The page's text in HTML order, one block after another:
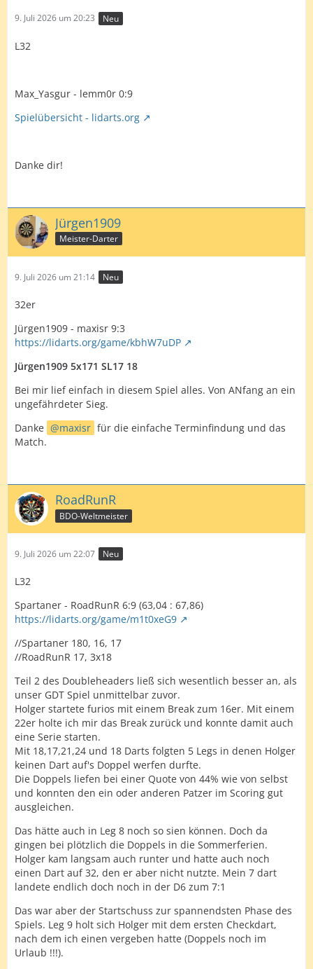
9. Juli 2026 um 20:23 Neu
L32
Max_Yasgur - lemm0r 0:9
Spielübersicht - lidarts.org
Danke dir!
Jürgen1909
Meister-Darter
9. Juli 2026 um 21:14 Neu
32er
Jürgen1909 - maxisr 9:3
https://lidarts.org/game/kbhW7uDP
Jürgen1909 5x171 SL17 18
Bei mir lief einfach in diesem Spiel alles. Von ANfang an ein
ungefährdeter Sieg.
Danke
maxisr für die einfache Terminfindung und das
Match.
RoadRunR
BDO-Weltmeister
9. Juli 2026 um 22:07 Neu
L32
Spartaner - RoadRunR 6:9 (63,04 : 67,86)
https://lidarts.org/game/m1t0xeG9
//Spartaner 180, 16, 17
//RoadRunR 17, 3x18
Teil 2 des Doubleheaders ließ sich wesentlich besser an, als
unser GDT Spiel unmittelbar zuvor.
Holger startete furios mit einem Break zum 16er. Mit einem
22er holte ich mir das Break zurück und konnte damit auch
eine Serie starten.
Mit 18,17,21,24 und 18 Darts folgten 5 Legs in denen Holger
keinen Dart auf's Doppel werfen durfte.
Die Doppels liefen bei einer Quote von 44% wie von selbst
und konnten den ein oder anderen Patzer im Scoring gut
ausgleichen.
Das hätte auch in Leg 8 noch so sien können. Doch da
gingen bei plötzlich die Doppels in die Sommerferien.
Holger kam langsam auch runter und hatte auch noch
einen Dart auf 32, den er aber nicht nutzte. Mein 7 dart
landete endlich doch noch in der D6 zum 7:1
Das war aber der Startschuss zur spannendsten Phase des
Spiels. Leg 9 holt sich Holger mit dem ersten Checkdart,
nach dem ich einen vergeben hatte (Doppels noch im
Urlaub !!!).